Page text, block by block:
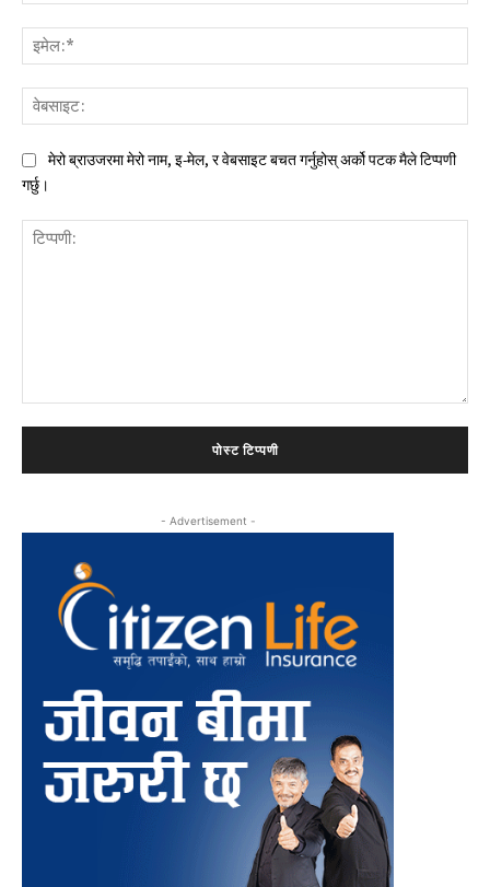
मेरो ब्राउजरमा मेरो नाम, इ-मेल, र वेबसाइट बचत गर्नुहोस् अर्को पटक मैले टिप्पणी
गर्छु।
- Advertisement -